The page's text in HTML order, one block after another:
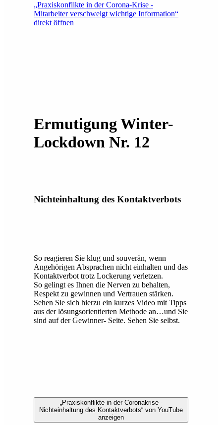
„Praxiskonflikte in der Corona-Krise -
Mitarbeiter verschweigt wichtige Information“
direkt öffnen
Ermutigung Winter-
Lockdown Nr. 12
Nichteinhaltung des Kontaktverbots
So reagieren Sie klug und souverän, wenn
Angehörigen Absprachen nicht einhalten und das
Kontaktverbot trotz Lockerung verletzen.
So gelingt es Ihnen die Nerven zu behalten,
Respekt zu gewinnen und Vertrauen stärken.
Sehen Sie sich hierzu ein kurzes Video mit Tipps
aus der lösungsorientierten Methode an…und Sie
sind auf der Gewinner- Seite. Sehen Sie selbst.
„Praxiskonflikte in der Coronakrise -
Nichteinhaltung des Kontaktverbots“ von YouTube
anzeigen